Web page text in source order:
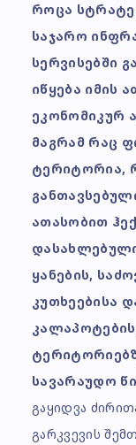
როცა
საჯარო
სერვისებში
იწყება იმის
ეკონომიკურ
მაგრამ რაც
ტერიტორია,
ათასობით
ყანების,
კუთხეებისა
სავარაუდო
გაყიდვა
გარკვევის